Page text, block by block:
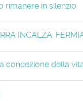
rimanere in silenzio
INCALZA.
concezione della